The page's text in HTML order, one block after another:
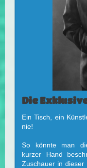
Die
Ein Tisch, ein
nie!
So könnte man
kurzer Hand
Zuschauer in